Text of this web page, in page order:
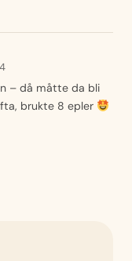
– då måtte da bli
brukte 8 epler